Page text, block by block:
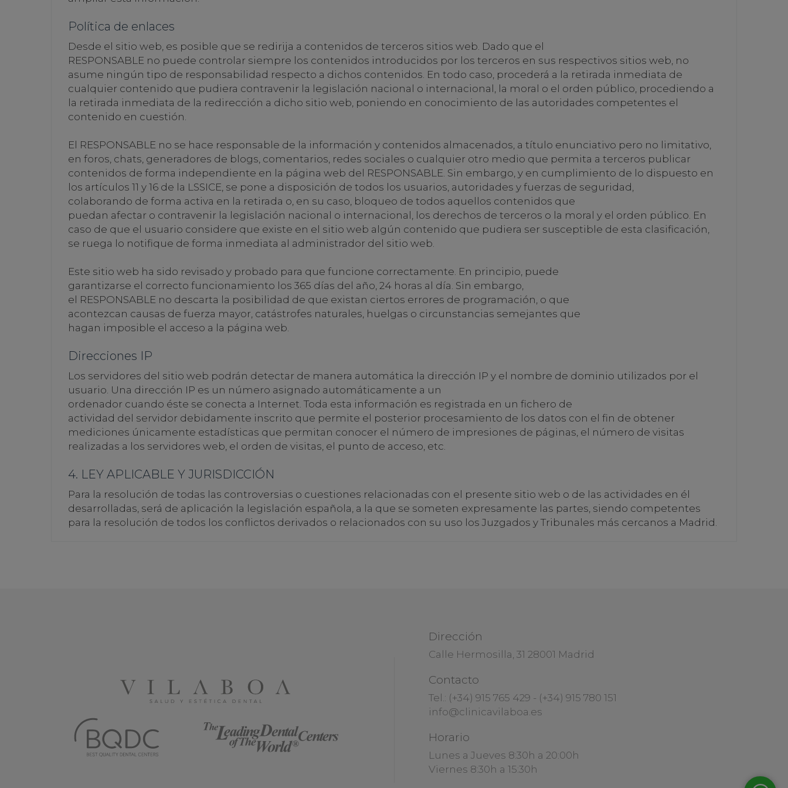
Política de enlaces
Desde el sitio web, es posible que se redirija a contenidos de terceros sitios web. Dado que el
RESPONSABLE no puede controlar siempre los contenidos introducidos por los terceros en sus respectivos sitios web, no
asume ningún tipo de responsabilidad respecto a dichos contenidos. En todo caso, procederá a la retirada inmediata de
cualquier contenido que pudiera contravenir la legislación nacional o internacional, la moral o el orden público, procediendo a
la retirada inmediata de la redirección a dicho sitio web, poniendo en conocimiento de las autoridades competentes el
contenido en cuestión.
El RESPONSABLE no se hace responsable de la información y contenidos almacenados, a título enunciativo pero no limitativo,
en foros, chats, generadores de blogs, comentarios, redes sociales o cualquier otro medio que permita a terceros publicar
contenidos de forma independiente en la página web del RESPONSABLE. Sin embargo, y en cumplimiento de lo dispuesto en
los artículos 11 y 16 de la LSSICE, se pone a disposición de todos los usuarios, autoridades y fuerzas de seguridad,
colaborando de forma activa en la retirada o, en su caso, bloqueo de todos aquellos contenidos que
puedan afectar o contravenir la legislación nacional o internacional, los derechos de terceros o la moral y el orden público. En
caso de que el usuario considere que existe en el sitio web algún contenido que pudiera ser susceptible de esta clasificación,
se ruega lo notifique de forma inmediata al administrador del sitio web.
Este sitio web ha sido revisado y probado para que funcione correctamente. En principio, puede
garantizarse el correcto funcionamiento los 365 días del año, 24 horas al día. Sin embargo,
el RESPONSABLE no descarta la posibilidad de que existan ciertos errores de programación, o que
acontezcan causas de fuerza mayor, catástrofes naturales, huelgas o circunstancias semejantes que
hagan imposible el acceso a la página web.
Direcciones IP
Los servidores del sitio web podrán detectar de manera automática la dirección IP y el nombre de dominio utilizados por el
usuario. Una dirección IP es un número asignado automáticamente a un
ordenador cuando éste se conecta a Internet. Toda esta información es registrada en un fichero de
actividad del servidor debidamente inscrito que permite el posterior procesamiento de los datos con el fin de obtener
mediciones únicamente estadísticas que permitan conocer el número de impresiones de páginas, el número de visitas
realizadas a los servidores web, el orden de visitas, el punto de acceso, etc.
4. LEY APLICABLE Y JURISDICCIÓN
Para la resolución de todas las controversias o cuestiones relacionadas con el presente sitio web o de las actividades en él
desarrolladas, será de aplicación la legislación española, a la que se someten expresamente las partes, siendo competentes
para la resolución de todos los conflictos derivados o relacionados con su uso los Juzgados y Tribunales más cercanos a Madrid.
Dirección
Calle Hermosilla, 31 28001 Madrid
Contacto
Tel.: (+34) 915 765 429 - (+34) 915 780 151
info@clinicavilaboa.es
Horario
Lunes a Jueves 8:30h a 20:00h
Viernes 8:30h a 15:30h